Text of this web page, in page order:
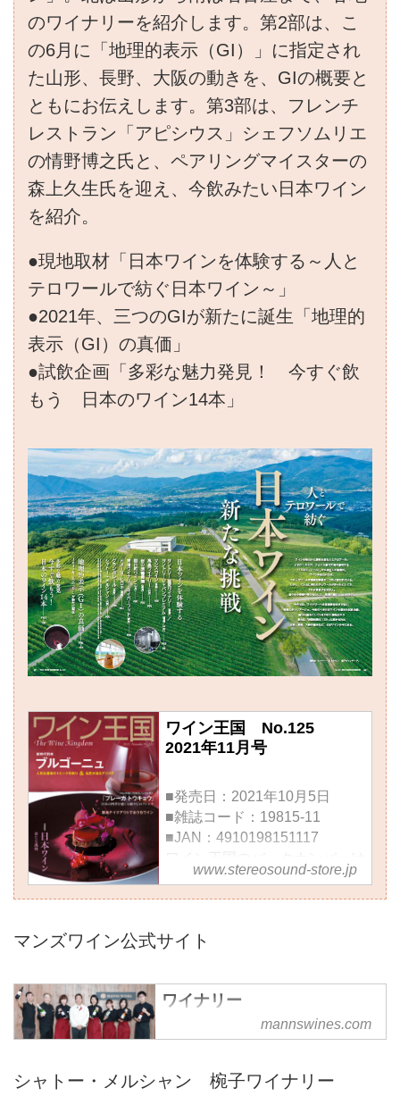
のワイナリーを紹介します。第2部は、こ
の6月に「地理的表示（GI）」に指定され
た山形、長野、大阪の動きを、GIの概要と
ともにお伝えします。第3部は、フレンチ
レストラン「アピシウス」シェフソムリエ
の情野博之氏と、ペアリングマイスターの
森上久生氏を迎え、今飲みたい日本ワイン
を紹介。
●現地取材「日本ワインを体験する～人と
テロワールで紡ぐ日本ワイン～」
●2021年、三つのGIが新たに誕生「地理的
表示（GI）の真価」
●試飲企画「多彩な魅力発見！ 今すぐ飲
もう 日本のワイン14本」
ワイン王国 No.125
2021年11月号
■発売日：2021年10月5日
■雑誌コード：19815-11
■JAN：4910198151117
こちらから
Fujisan.co.jpで“月額払い”で購
★書店店頭在庫は下記よりご確
書店店頭在庫検索ページ一覧
■特集 新時代のブルゴーニュ
進化を続ける人気生産者＆復興
を遂げるアリゴテ
を誇るワイン産地ですが、世代
www.stereosound-store.jp
マンズワイン公式サイト
ワイナリー
マンズワインの日本ワイン他ほと
ナリー、長野県の小諸ワイナリー
で造られています。どちらのワイ
mannswines.com
シャトー・メルシャン 椀子ワイナリー